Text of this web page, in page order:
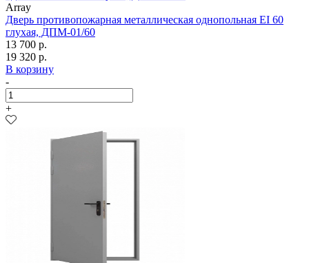
Array
Дверь противопожарная металлическая однопольная EI 60
глухая, ДПМ-01/60
13 700 р.
19 320 р.
В корзину
-
+